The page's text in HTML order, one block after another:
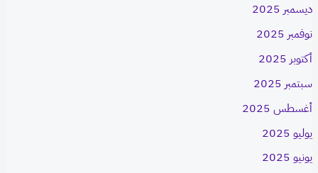
ديسمبر 2025
نوفمبر 2025
أكتوبر 2025
سبتمبر 2025
أغسطس 2025
يوليو 2025
يونيو 2025